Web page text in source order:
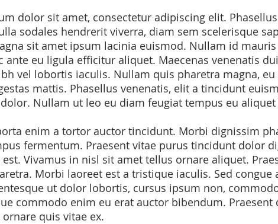
dolor sit amet, consectetur adipiscing elit.
sodales hendrerit viverra, diam sem scelerisque
sit amet ipsum lacinia euismod. Nullam id
ante eu ligula efficitur aliquet. Maecenas venenatis
vel lobortis iaculis. Nullam quis pharetra magna,
mattis. Phasellus venenatis, elit a tincidunt
Nullam ut leo eu diam feugiat tempus eu
enim a tortor auctor tincidunt. Morbi dignissim
fermentum. Praesent vitae purus tincidunt dolor
Vivamus in nisl sit amet tellus ornare aliquet.
Morbi laoreet est a tristique iaculis. Sed
ut dolor lobortis, cursus ipsum non,
commodo enim eu erat auctor bibendum.
quis vitae ex.